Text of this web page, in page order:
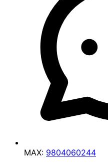
MAX: 9804060244